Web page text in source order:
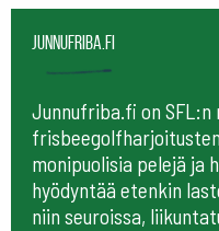
Junnufriba.fi
Junnufriba.fi on
monipuolisia pelejä ja
hyödyntää etenkin
niin seuroissa,